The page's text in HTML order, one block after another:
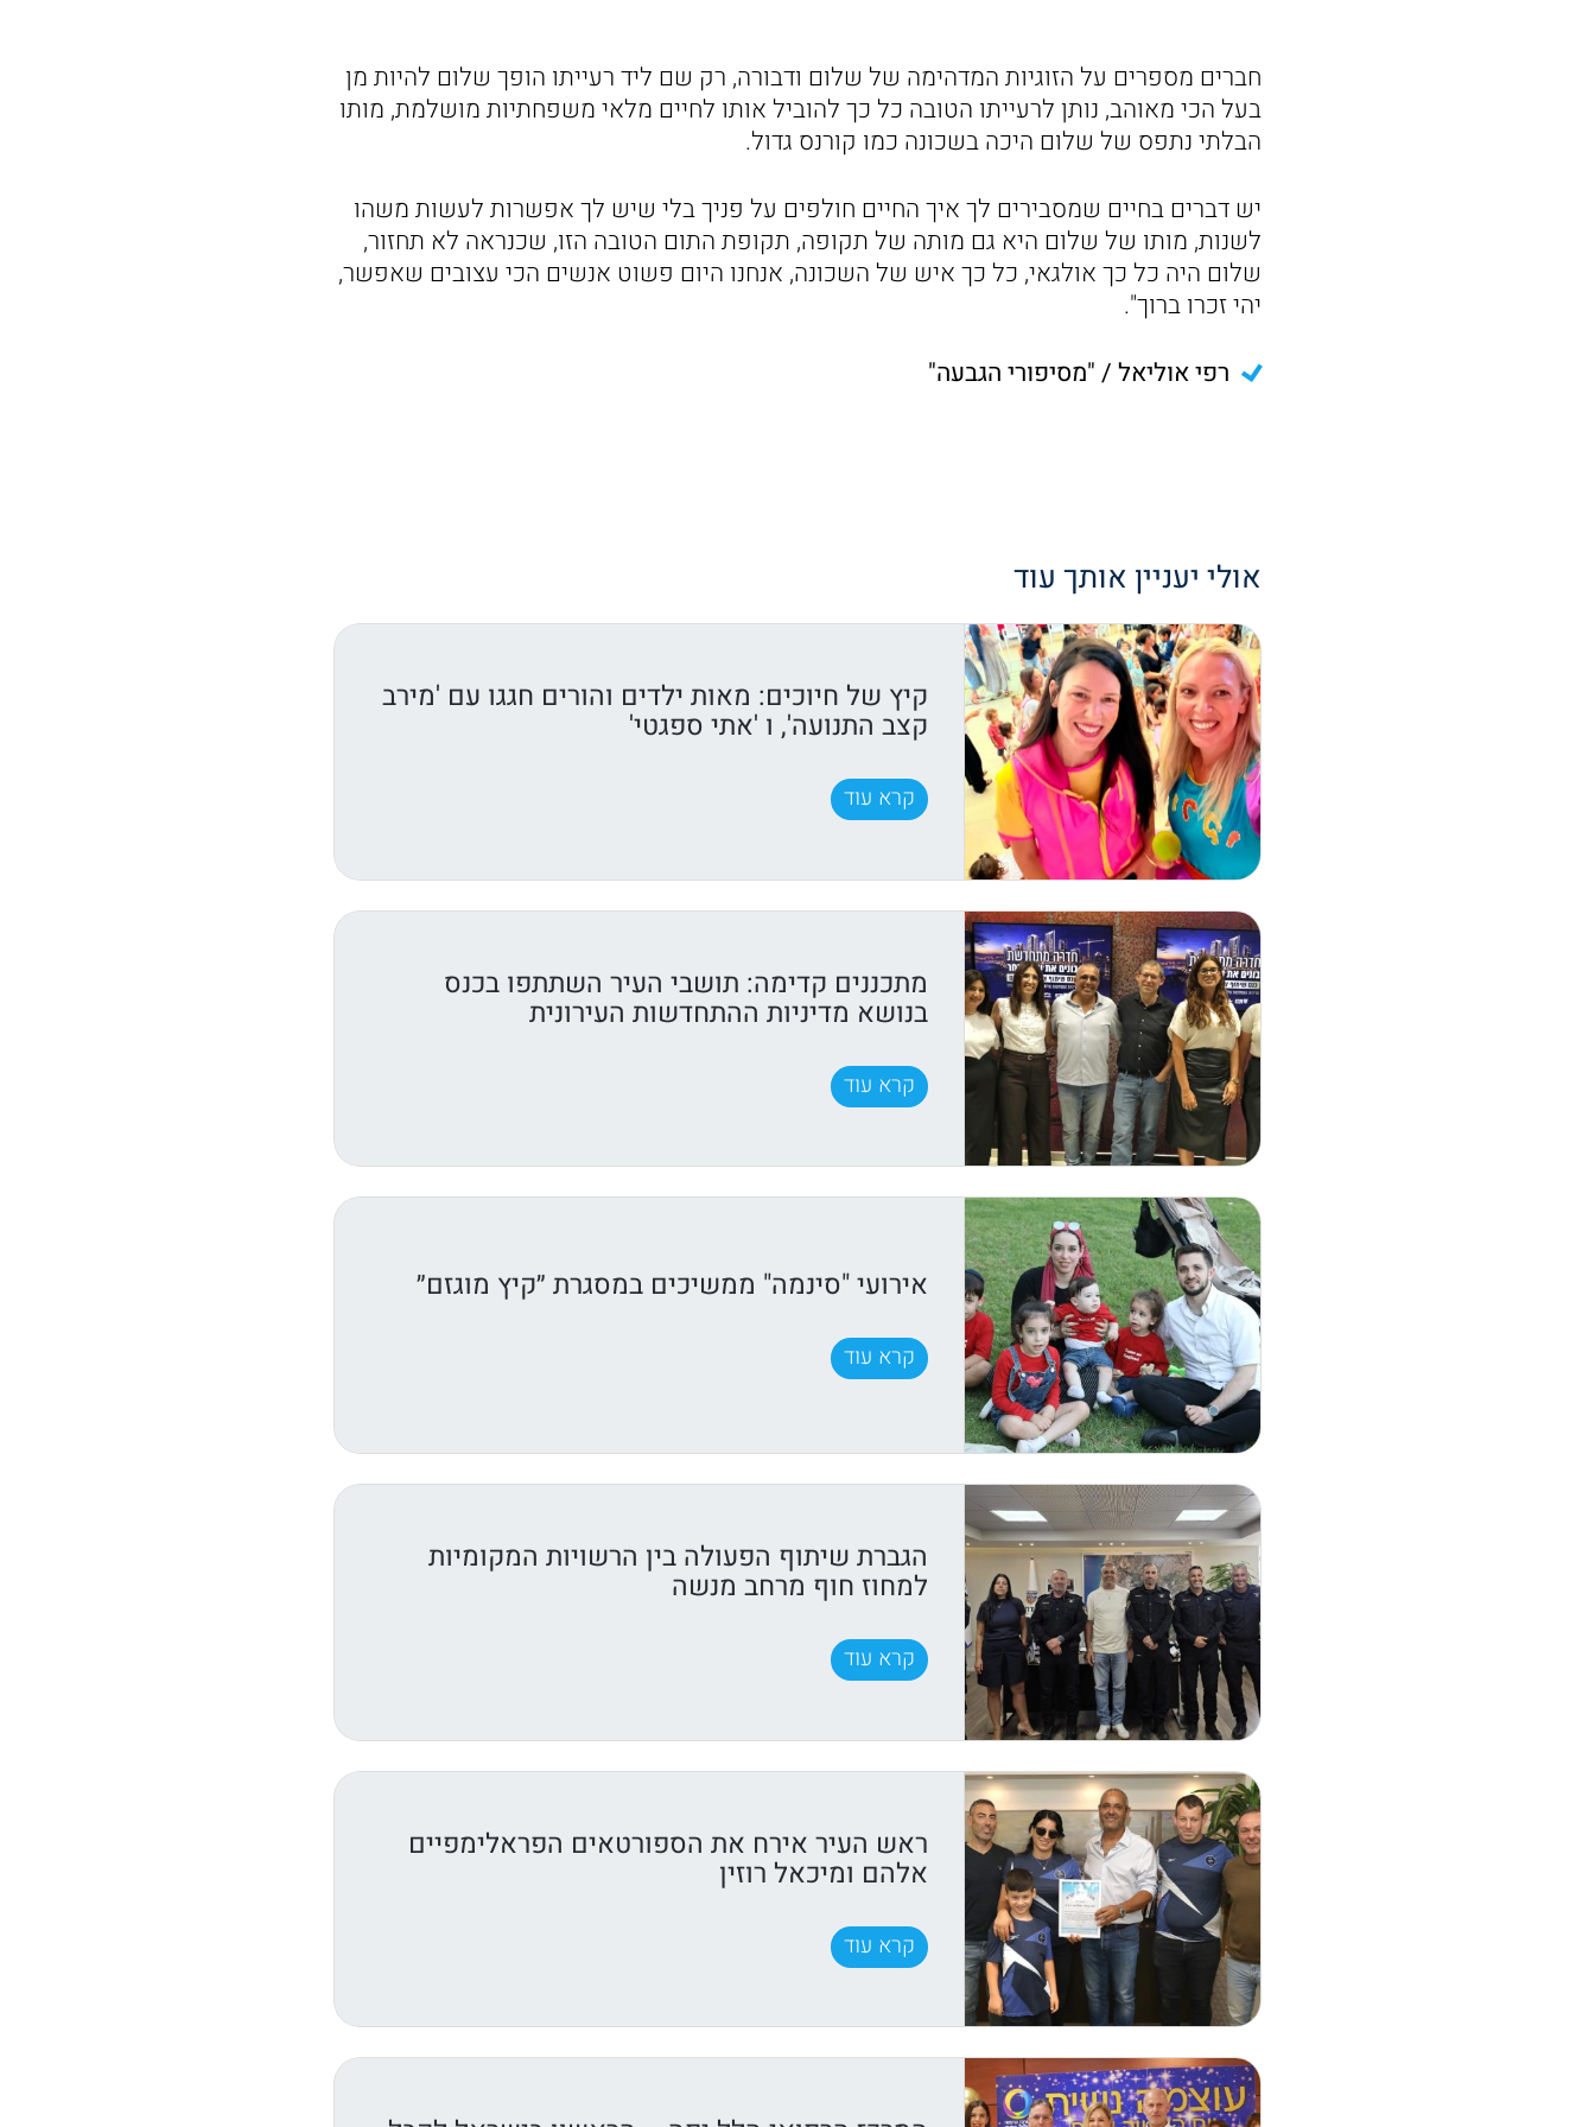
חברים מספרים על הזוגיות המדהימה של שלום ודבורה, רק שם ליד רעייתו הופך שלום להיות מן
בעל הכי מאוהב, נותן לרעייתו הטובה כל כך להוביל אותו לחיים מלאי משפחתיות מושלמת, מותו
הבלתי נתפס של שלום היכה בשכונה כמו קורנס גדול.
יש דברים בחיים שמסבירים לך איך החיים חולפים על פניך בלי שיש לך אפשרות לעשות משהו
לשנות, מותו של שלום היא גם מותה של תקופה, תקופת התום הטובה הזו, שכנראה לא תחזור,
שלום היה כל כך אולגאי, כל כך איש של השכונה, אנחנו היום פשוט אנשים הכי עצובים שאפשר,
יהי זכרו ברוך".
רפי אוליאל / "מסיפורי הגבעה"
אולי יעניין אותך עוד
קיץ של חיוכים: מאות ילדים והורים חגגו עם 'מירב
קצב התנועה', ו 'אתי ספגטי'
קרא עוד
מתכננים קדימה: תושבי העיר השתתפו בכנס
בנושא מדיניות ההתחדשות העירונית
קרא עוד
אירועי "סינמה" ממשיכים במסגרת ״קיץ מוגזם״
קרא עוד
הגברת שיתוף הפעולה בין הרשויות המקומיות
למחוז חוף מרחב מנשה
קרא עוד
ראש העיר אירח את הספורטאים הפראלימפיים
אלהם ומיכאל רוזין
קרא עוד